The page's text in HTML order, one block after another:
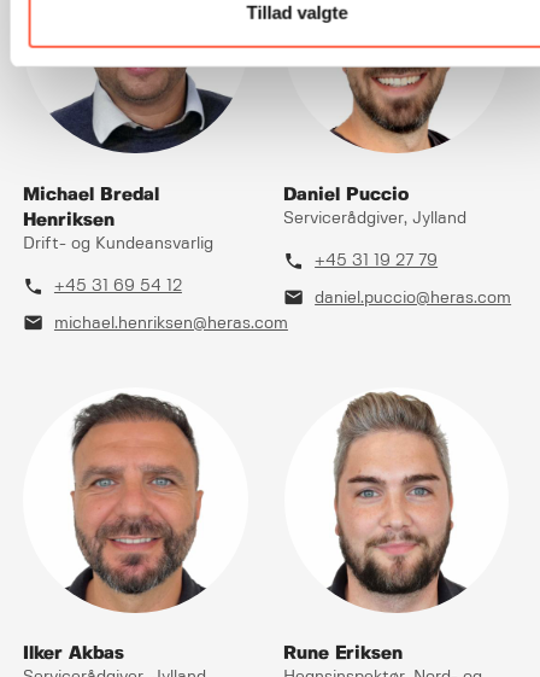
Tillad valgte
Michael Bredal
Henriksen
Drift- og Kundeansvarlig
phone +45 31 69 54 12
mail michael.henriksen@heras.com
Daniel Puccio
Servicerådgiver, Jylland
phone +45 31 19 27 79
mail daniel.puccio@heras.com
Ilker Akbas Rune Eriksen